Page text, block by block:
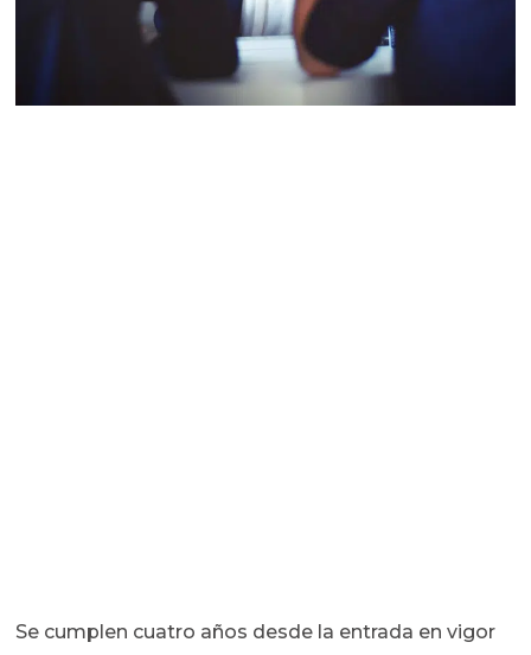
Se cumplen cuatro años desde la entrada en vigor